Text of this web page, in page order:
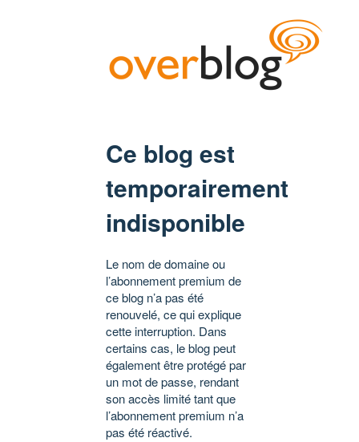
Ce blog est
temporairement
indisponible
Le nom de domaine ou
l’abonnement premium de
ce blog n’a pas été
renouvelé, ce qui explique
cette interruption. Dans
certains cas, le blog peut
également être protégé par
un mot de passe, rendant
son accès limité tant que
l’abonnement premium n’a
pas été réactivé.